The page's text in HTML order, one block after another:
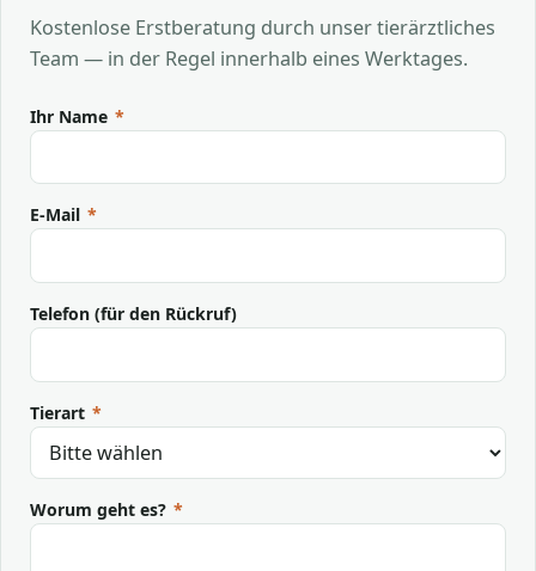
Kostenlose Erstberatung durch unser tierärztliches
Team — in der Regel innerhalb eines Werktages.
Ihr Name *
E-Mail *
Telefon (für den Rückruf)
Tierart *
Worum geht es? *